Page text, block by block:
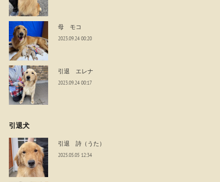
母 モコ
2023.09.24 00:20
引退 エレナ
2023.09.24 00:17
引退犬
引退 詩（うた）
2025.05.05 12:34